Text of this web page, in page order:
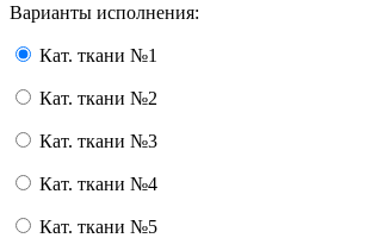
Варианты исполнения:
Кат. ткани №1
Кат. ткани №2
Кат. ткани №3
Кат. ткани №4
Кат. ткани №5